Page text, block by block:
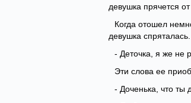
девушка прячется
Когда отошел
девушка
- Деточка, я же не
Эти слова ее
- Доченька, что ты